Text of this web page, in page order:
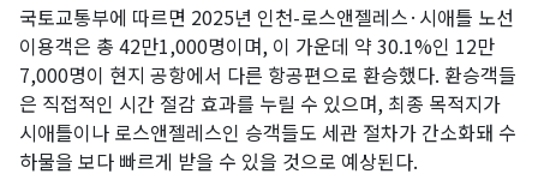
국토교통부에 따르면 2025년 인천-로스앤젤레스·시애틀 노선
이용객은 총 42만1,000명이며, 이 가운데 약 30.1%인 12만
7,000명이 현지 공항에서 다른 항공편으로 환승했다. 환승객들
은 직접적인 시간 절감 효과를 누릴 수 있으며, 최종 목적지가
시애틀이나 로스앤젤레스인 승객들도 세관 절차가 간소화돼 수
하물을 보다 빠르게 받을 수 있을 것으로 예상된다.